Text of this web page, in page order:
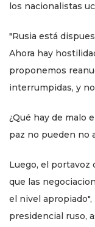
los nacionalistas
"Rusia está
Ahora hay
proponemos
interrumpidas, y
¿Qué hay de malo
paz no pueden no
Luego, el portavoz
que las
el nivel
presidencial ruso,